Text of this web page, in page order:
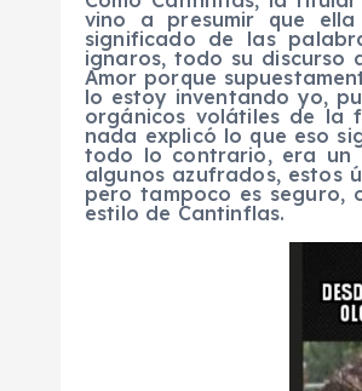
vino a presumir que ella
significado de las
ignaros, todo su discurso
Amor porque
lo estoy inventando yo,
orgánicos volátiles de la
nada explicó lo que eso
todo lo contrario, era un
algunos azufrados, estos
pero tampoco es seguro,
estilo de Cantinflas.